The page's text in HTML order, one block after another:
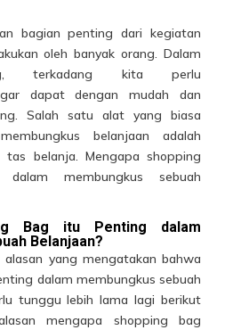
bagian penting dari kegiatan
oleh banyak orang. Dalam
terkadang kita perlu
dapat dengan mudah dan
Salah satu alat yang biasa
belanjaan adalah
belanja. Mengapa shopping
membungkus sebuah
Bag itu Penting dalam
Belanjaan?
yang mengatakan bahwa
dalam membungkus sebuah
tunggu lebih lama lagi berikut
mengapa shopping bag